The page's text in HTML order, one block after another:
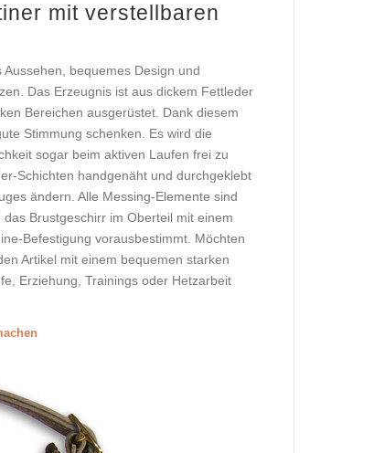
mit verstellbaren
bequemes Design und
Das Erzeugnis ist aus dickem Fettleder
Bereichen ausgerüstet. Dank diesem
Stimmung schenken. Es wird die
sogar beim aktiven Laufen frei zu
Schichten handgenäht und durchgeklebt
ändern. Alle Messing-Elemente sind
Brustgeschirr im Oberteil mit einem
Befestigung vorausbestimmt. Möchten
Artikel mit einem bequemen starken
Erziehung, Trainings oder Hetzarbeit